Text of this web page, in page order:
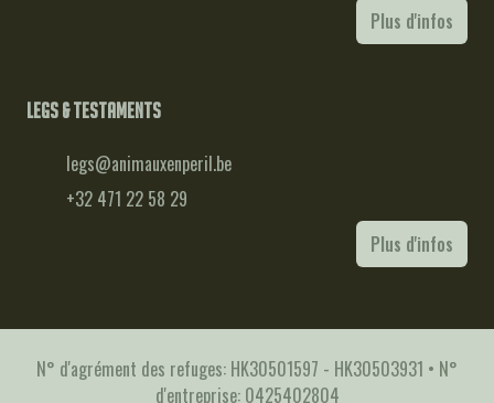
Plus d'infos
Legs & testaments
legs@animauxenperil.be
+32 471 22 58 29
Plus d'infos
N° d'agrément des refuges: HK30501597 - HK30503931 • N°
d'entreprise: 0425402804